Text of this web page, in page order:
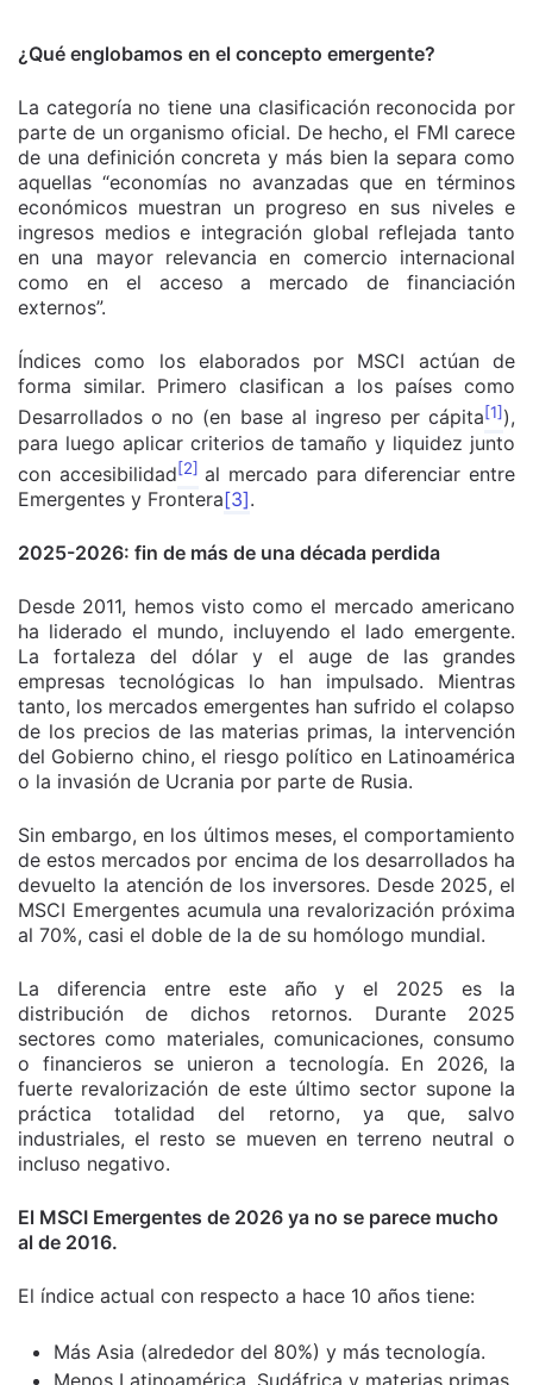
¿Qué englobamos en el concepto emergente?
La categoría no tiene una clasificación reconocida por
parte de un organismo oficial. De hecho, el FMI carece
de una definición concreta y más bien la separa como
aquellas “economías no avanzadas que en términos
económicos muestran un progreso en sus niveles e
ingresos medios e integración global reflejada tanto
en una mayor relevancia en comercio internacional
como en el acceso a mercado de financiación
externos”.
Índices como los elaborados por MSCI actúan de
forma similar. Primero clasifican a los países como
Desarrollados o no (en base al ingreso per cápita[1]),
para luego aplicar criterios de tamaño y liquidez junto
con accesibilidad[2] al mercado para diferenciar entre
Emergentes y Frontera[3].
2025-2026: fin de más de una década perdida
Desde 2011, hemos visto como el mercado americano
ha liderado el mundo, incluyendo el lado emergente.
La fortaleza del dólar y el auge de las grandes
empresas tecnológicas lo han impulsado. Mientras
tanto, los mercados emergentes han sufrido el colapso
de los precios de las materias primas, la intervención
del Gobierno chino, el riesgo político en Latinoamérica
o la invasión de Ucrania por parte de Rusia.
Sin embargo, en los últimos meses, el comportamiento
de estos mercados por encima de los desarrollados ha
devuelto la atención de los inversores. Desde 2025, el
MSCI Emergentes acumula una revalorización próxima
al 70%, casi el doble de la de su homólogo mundial.
La diferencia entre este año y el 2025 es la
distribución de dichos retornos. Durante 2025
sectores como materiales, comunicaciones, consumo
o financieros se unieron a tecnología. En 2026, la
fuerte revalorización de este último sector supone la
práctica totalidad del retorno, ya que, salvo
industriales, el resto se mueven en terreno neutral o
incluso negativo.
El MSCI Emergentes de 2026 ya no se parece mucho
al de 2016.
El índice actual con respecto a hace 10 años tiene:
Más Asia (alrededor del 80%) y más tecnología.
Menos Latinoamérica, Sudáfrica y materias primas